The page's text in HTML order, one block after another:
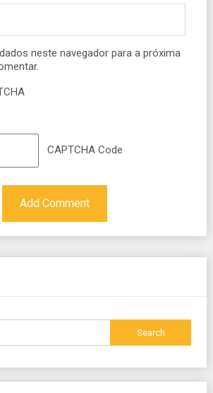
neste navegador para a próxima
CAPTCHA Code